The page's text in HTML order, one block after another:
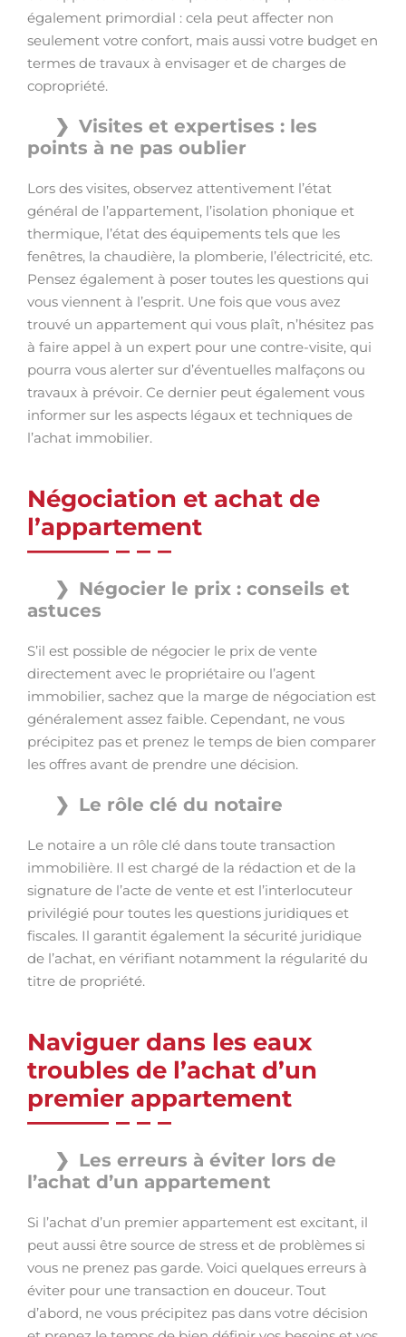
également primordial : cela peut affecter non
seulement votre confort, mais aussi votre budget en
termes de travaux à envisager et de charges de
copropriété.
Visites et expertises : les
points à ne pas oublier
Lors des visites, observez attentivement l’état
général de l’appartement, l’isolation phonique et
thermique, l’état des équipements tels que les
fenêtres, la chaudière, la plomberie, l’électricité, etc.
Pensez également à poser toutes les questions qui
vous viennent à l’esprit. Une fois que vous avez
trouvé un appartement qui vous plaît, n’hésitez pas
à faire appel à un expert pour une contre-visite, qui
pourra vous alerter sur d’éventuelles malfaçons ou
travaux à prévoir. Ce dernier peut également vous
informer sur les aspects légaux et techniques de
l’achat immobilier.
Négociation et achat de
l’appartement
Négocier le prix : conseils et
astuces
S’il est possible de négocier le prix de vente
directement avec le propriétaire ou l’agent
immobilier, sachez que la marge de négociation est
généralement assez faible. Cependant, ne vous
précipitez pas et prenez le temps de bien comparer
les offres avant de prendre une décision.
Le rôle clé du notaire
Le notaire a un rôle clé dans toute transaction
immobilière. Il est chargé de la rédaction et de la
signature de l’acte de vente et est l’interlocuteur
privilégié pour toutes les questions juridiques et
fiscales. Il garantit également la sécurité juridique
de l’achat, en vérifiant notamment la régularité du
titre de propriété.
Naviguer dans les eaux
troubles de l’achat d’un
premier appartement
Les erreurs à éviter lors de
l’achat d’un appartement
Si l’achat d’un premier appartement est excitant, il
peut aussi être source de stress et de problèmes si
vous ne prenez pas garde. Voici quelques erreurs à
éviter pour une transaction en douceur. Tout
d’abord, ne vous précipitez pas dans votre décision